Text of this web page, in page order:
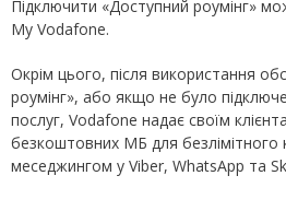
Підключити «Доступний роумінг»
My Vodafone.
Окрім цього, після використання
роумінг», або якщо не було
послуг, Vodafone надає своїм
безкоштовних МБ для безлімітного
меседжингом у Viber, WhatsApp та